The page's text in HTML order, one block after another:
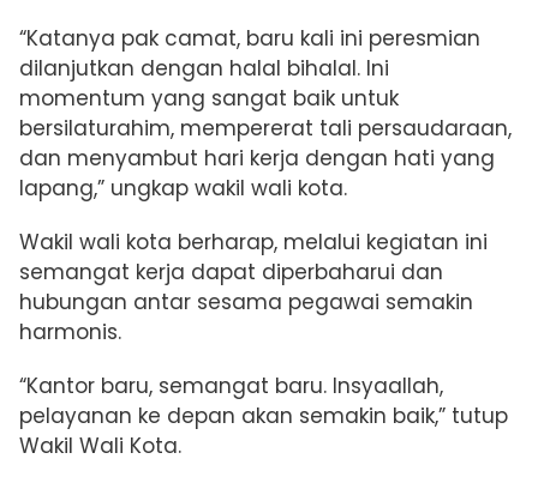
“Katanya pak camat, baru kali ini peresmian
dilanjutkan dengan halal bihalal. Ini
momentum yang sangat baik untuk
bersilaturahim, mempererat tali persaudaraan,
dan menyambut hari kerja dengan hati yang
lapang,” ungkap wakil wali kota.
Wakil wali kota berharap, melalui kegiatan ini
semangat kerja dapat diperbaharui dan
hubungan antar sesama pegawai semakin
harmonis.
“Kantor baru, semangat baru. Insyaallah,
pelayanan ke depan akan semakin baik,” tutup
Wakil Wali Kota.